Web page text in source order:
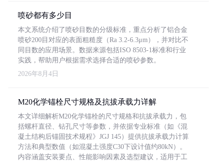
喷砂都有多少目
本文系统介绍了喷砂目数的分级标准，重点分析了铝合金
喷砂200目对应的表面粗糙度（Ra 3.2-6.3μm），并对比不
同目数的应用场景。数据来源包括ISO 8503-1标准和行业
实践，帮助用户根据需求选择合适的喷砂参数。
2026年8月4日
M20化学锚栓尺寸规格及抗拔承载力详解
本文详细解析M20化学锚栓的尺寸规格和抗拔承载力，包
括螺杆直径、钻孔尺寸等参数，并依据专业标准（如《混
凝土结构后锚固技术规程》JGJ 145）提供抗拔承载力计算
方法和典型数值（如混凝土强度C30下设计值约80kN）。
内容涵盖安装要点、性能影响因素及选型建议，适用于工